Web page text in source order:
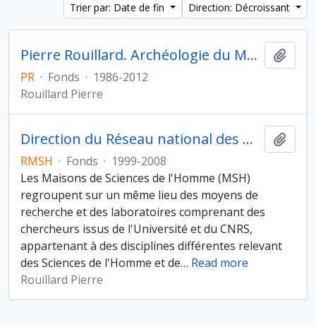
Trier par: Date de fin
Direction: Décroissant
Pierre Rouillard. Archéologie du Monde grec archaïque et classique
PR · Fonds · 1986-2012
Rouillard Pierre
Direction du Réseau national des Maisons des sciences de l'Homme
RMSH · Fonds · 1999-2008
Les Maisons de Sciences de l'Homme (MSH)
regroupent sur un même lieu des moyens de
recherche et des laboratoires comprenant des
chercheurs issus de l'Université et du CNRS,
appartenant à des disciplines différentes relevant
des Sciences de l'Homme et de… Read more
Rouillard Pierre